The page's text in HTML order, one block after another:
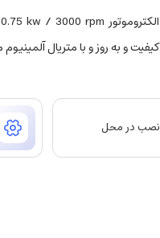
کیفیت و به روز و با متریال
نصب در محل